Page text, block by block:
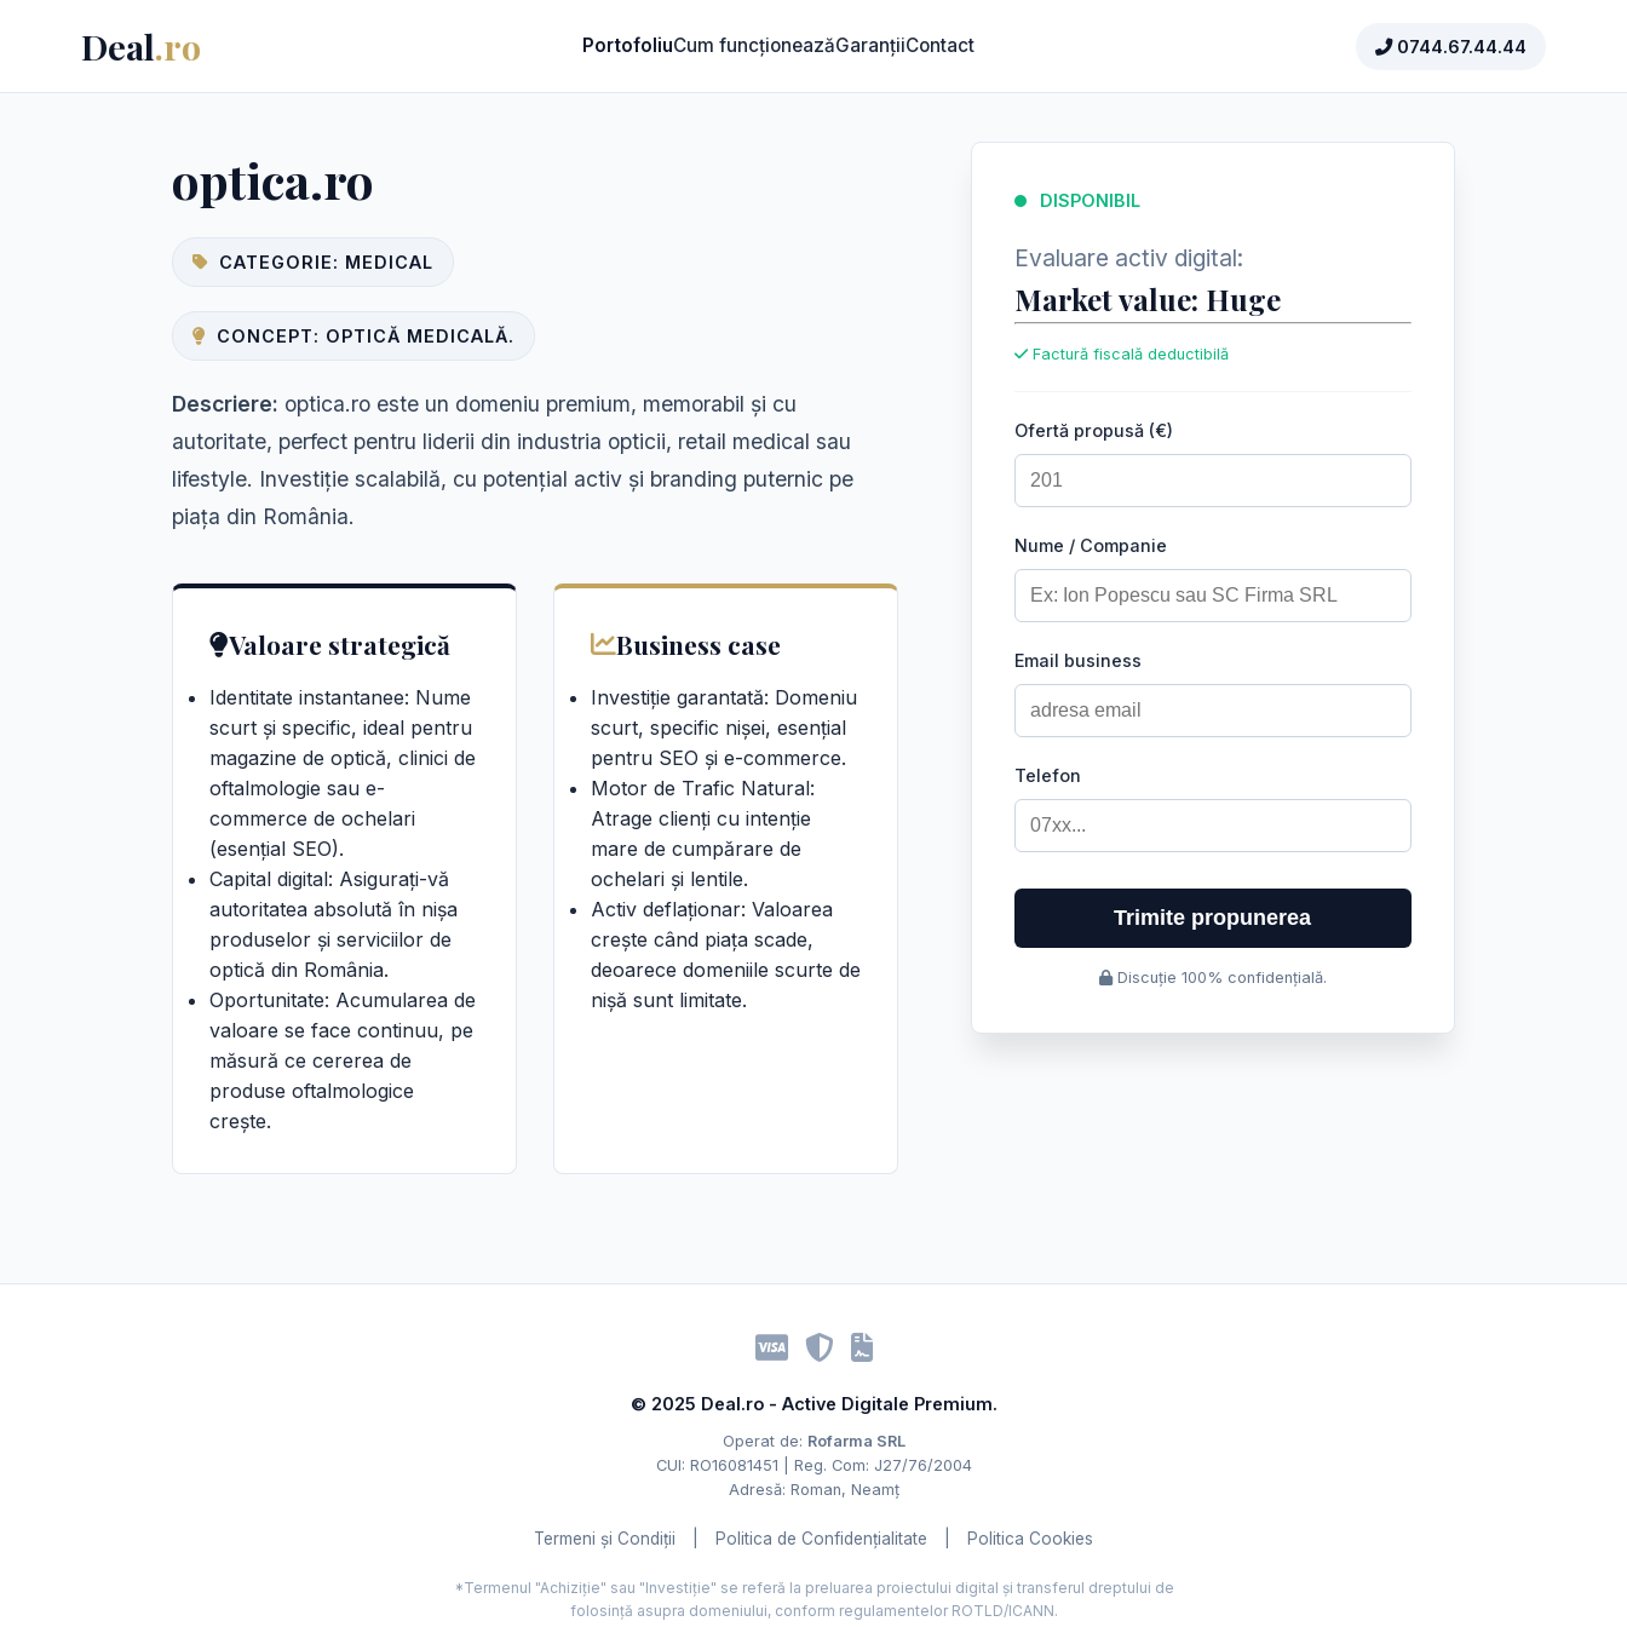
Deal.ro PortofoliuCum funcționeazăGaranțiiContact 0744.67.44.44
optica.ro
CATEGORIE: MEDICAL
CONCEPT: OPTICĂ MEDICALĂ.
Descriere: optica.ro este un domeniu premium, memorabil și cu
autoritate, perfect pentru liderii din industria opticii, retail medical sau
lifestyle. Investiție scalabilă, cu potențial activ și branding puternic pe
piața din România.
Valoare strategică
Identitate instantanee: Nume
scurt și specific, ideal pentru
magazine de optică, clinici de
oftalmologie sau e-
commerce de ochelari
(esențial SEO).
Capital digital: Asigurați-vă
autoritatea absolută în nișa
produselor și serviciilor de
optică din România.
Oportunitate: Acumularea de
valoare se face continuu, pe
măsură ce cererea de
produse oftalmologice
crește.
Business case
Investiție garantată: Domeniu
scurt, specific nișei, esențial
pentru SEO și e-commerce.
Motor de Trafic Natural:
Atrage clienți cu intenție
mare de cumpărare de
ochelari și lentile.
Activ deflaționar: Valoarea
crește când piața scade,
deoarece domeniile scurte de
nișă sunt limitate.
DISPONIBIL
Evaluare activ digital:
Market value: Huge
Factură fiscală deductibilă
Ofertă propusă (€)
Nume / Companie
Email business
Telefon
Trimite propunerea
Discuție 100% confidențială.
© 2025 Deal.ro - Active Digitale Premium.
Operat de: Rofarma SRL
CUI: RO16081451 | Reg. Com: J27/76/2004
Adresă: Roman, Neamț
Termeni și Condiții Politica de Confidențialitate Politica Cookies
*Termenul "Achiziție" sau "Investiție" se referă la preluarea proiectului digital și transferul dreptului de
folosință asupra domeniului, conform regulamentelor ROTLD/ICANN.